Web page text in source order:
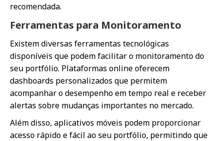
recomendada.
Ferramentas para Monitoramento
Existem diversas ferramentas tecnológicas
disponíveis que podem facilitar o monitoramento do
seu portfólio. Plataformas online oferecem
dashboards personalizados que permitem
acompanhar o desempenho em tempo real e receber
alertas sobre mudanças importantes no mercado.
Além disso, aplicativos móveis podem proporcionar
acesso rápido e fácil ao seu portfólio, permitindo que